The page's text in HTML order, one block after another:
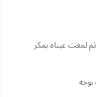
لمعت عيناه بمكر